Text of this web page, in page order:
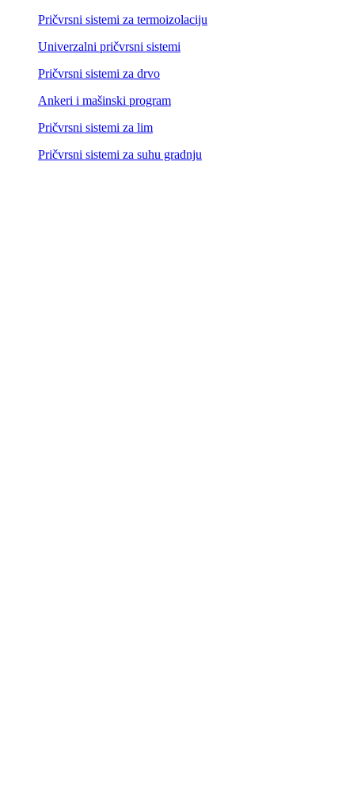
Pričvrsni sistemi za termoizolaciju
Univerzalni pričvrsni sistemi
Pričvrsni sistemi za drvo
Ankeri i mašinski program
Pričvrsni sistemi za lim
Pričvrsni sistemi za suhu gradnju